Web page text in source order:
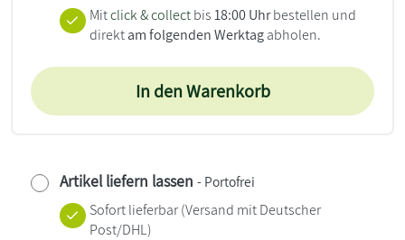
Mitclick & collect bis18:00 Uhrbestellen und
direktam folgenden Werktagabholen.
In den Warenkorb
Artikel liefern lassen - Portofrei
Sofort lieferbar(Versand mit Deutscher
Post/DHL)